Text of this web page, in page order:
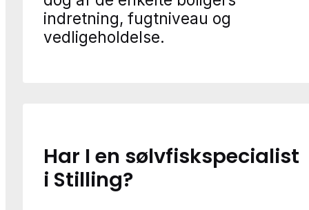
indretning, fugtniveau og
vedligeholdelse.
Har I en sølvfiskspecialist
i Stilling?